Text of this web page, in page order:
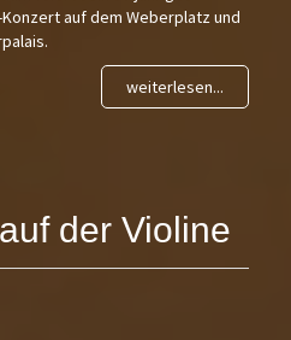
auf dem Weberplatz und
weiterlesen...
der Violine